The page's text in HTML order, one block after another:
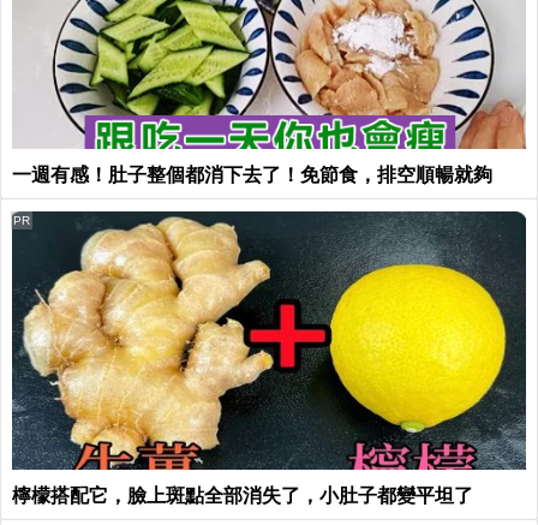
一週有感！肚子整個都消下去了！免節食，排空順暢就夠
檸檬搭配它，臉上斑點全部消失了，小肚子都變平坦了
PR